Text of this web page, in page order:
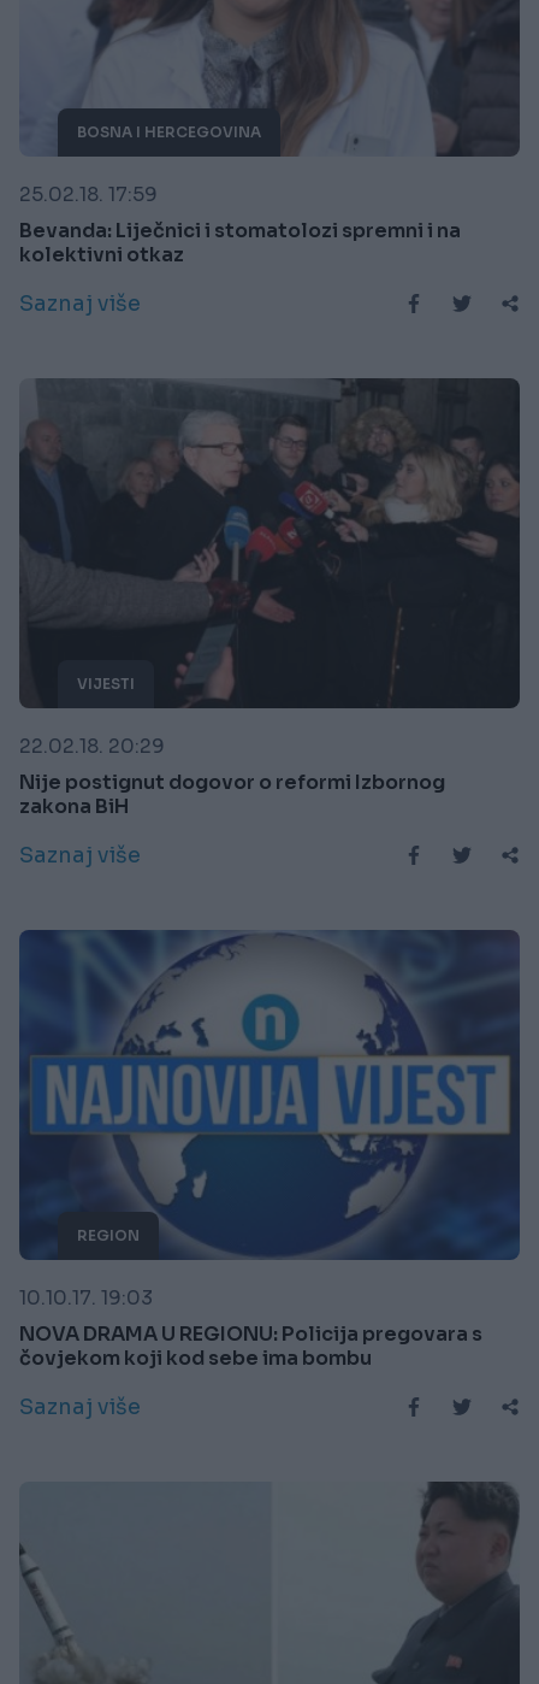
BOSNA I HERCEGOVINA
25.02.18. 17:59
Bevanda: Liječnici i stomatolozi spremni i na
kolektivni otkaz
Saznaj više
VIJESTI
22.02.18. 20:29
Nije postignut dogovor o reformi Izbornog
zakona BiH
Saznaj više
REGION
10.10.17. 19:03
NOVA DRAMA U REGIONU: Policija pregovara s
čovjekom koji kod sebe ima bombu
Saznaj više